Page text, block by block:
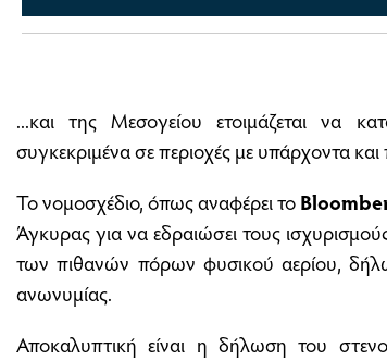
...και της Μεσογείου ετοιμάζεται να
συγκεκριμένα σε περιοχές με υπάρχοντα
Το νομοσχέδιο, όπως αναφέρει το
Άγκυρας για να εδραιώσει τους
των πιθανών πόρων φυσικού αερίου,
ανωνυμίας.
Αποκαλυπτική είναι η δήλωση του